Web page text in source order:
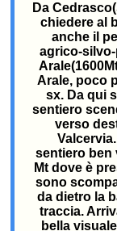
Da
chiedere al
anche il
agrico-silvo-
Arale, poco
sx. Da qui
sentiero
verso
sentiero ben
Mt dove è
sono
da dietro la
traccia.
bella